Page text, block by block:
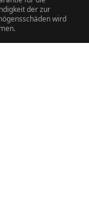
der zur
wird